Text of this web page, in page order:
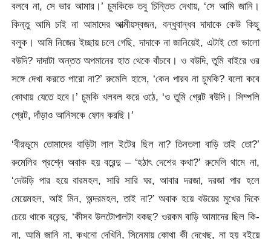
বলবে না, সে ভার আমার।’ চুমকিকে তবু চিন্তিত দেখায়, ‘সে আমি জানি।
কিন্তু আমি চাই না আমাদের আত্মীয়স্বজন, বন্ধুবান্ধব দাদাকে কেউ কিছু
বলুক। আমি নিজের ইচ্ছায় চলে গেছি, দাদাকে না জানিয়েই, এটাই তো ভালো
বউদি? দাদাটা অন্তত অপমানের হাত থেকে বাঁচবে। ও বউদি, তুমি বাইরে ওর
সঙ্গে দেখা করতে পারো না?’ রুমেলি হাসে, ‘কেন পারব না চুমকি? বলো কবে
কোথায় যেতে হবে।’ চুমকি খলবল করে ওঠে, ‘ও তুমি গ্রেট বউদি। সিম্পলি
গ্রেট, দাঁড়াও আনিসকে ফোন করছি।’
‘বীরভূমে তোমাদের বাড়িটা লাল ইটের ছিল না? তিনতলা বাড়ি তাই তো?’
রুমেলির প্রশ্নে অবাক হয় বরেন্দু – ‘হঠাৎ দেশের কথা?’ রুমেলি থামে না,
‘দেউড়ি পার হয়ে বারমহল, সারি সারি ঘর, আবার দরজা, দরজা পার হলে
মেয়েমহল, আই মিন, অন্দরমহল, তাই না?’ অবাক হয়ে বউয়ের মুখের দিকে
চেয়ে থাকে বরেন্দু, ‘কীসব উলটোপালটা বকছ? ওরকম বাড়ি আমাদের ছিল কি-
না, আমি জানি না, কখনো দেখিনি, সিনেমায় কোথা কী দেখেছ, না হয় বইয়ে